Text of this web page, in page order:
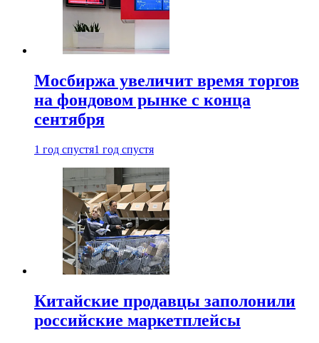
Мосбиржа увеличит время торгов
на фондовом рынке с конца
сентября
1 год спустя1 год спустя
Китайские продавцы заполонили
российские маркетплейсы